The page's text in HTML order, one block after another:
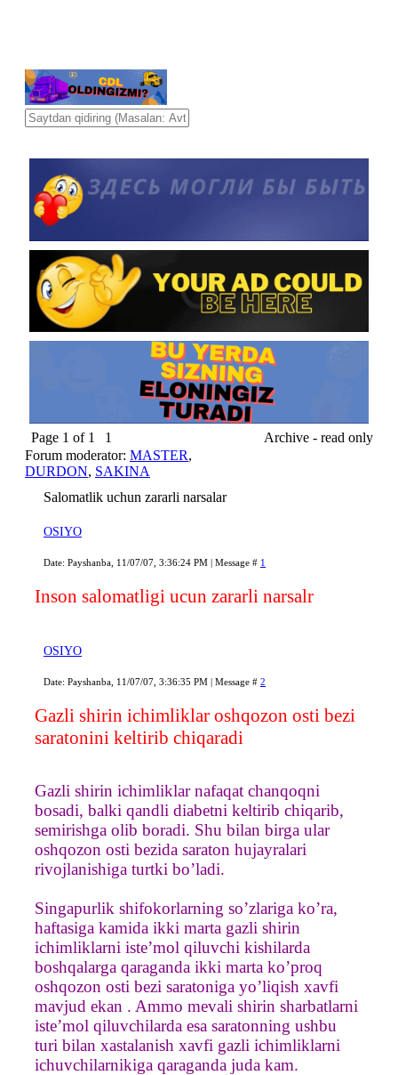
Page 1 of 1 1
Archive - read only
Forum moderator: MASTER,
DURDON, SAKINA
Salomatlik uchun zararli narsalar
OSIYO
Date: Payshanba, 11/07/07, 3:36:24 PM | Message # 1
Inson salomatligi ucun zararli narsalr
OSIYO
Date: Payshanba, 11/07/07, 3:36:35 PM | Message # 2
Gazli shirin ichimliklar oshqozon osti bezi
saratonini keltirib chiqaradi
Gazli shirin ichimliklar nafaqat chanqoqni
bosadi, balki qandli diabetni keltirib chiqarib,
semirishga olib boradi. Shu bilan birga ular
oshqozon osti bezida saraton hujayralari
rivojlanishiga turtki bo’ladi.
Singapurlik shifokorlarning so’zlariga ko’ra,
haftasiga kamida ikki marta gazli shirin
ichimliklarni iste’mol qiluvchi kishilarda
boshqalarga qaraganda ikki marta ko’proq
oshqozon osti bezi saratoniga yo’liqish xavfi
mavjud ekan . Ammo mevali shirin sharbatlarni
iste’mol qiluvchilarda esa saratonning ushbu
turi bilan xastalanish xavfi gazli ichimliklarni
ichuvchilarnikiga qaraganda juda kam.